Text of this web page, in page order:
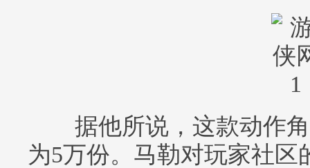
据他所说，这款动作角
为5万份。马勒对玩家社